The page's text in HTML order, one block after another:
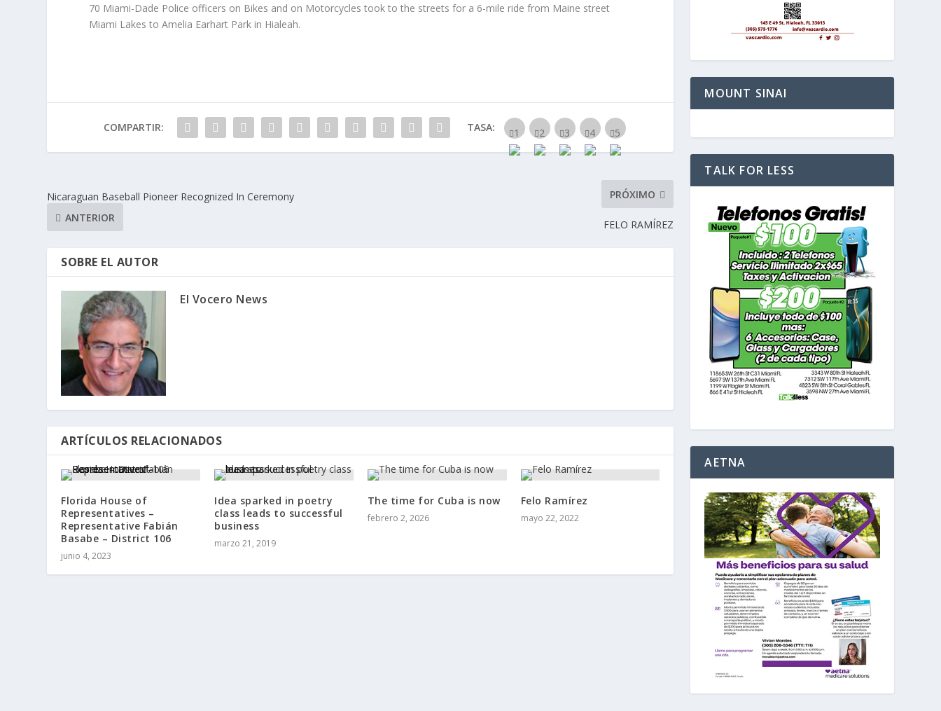
70 Miami-Dade Police officers on Bikes and on Motorcycles took to the streets for a 6-mile ride from Maine street
Miami Lakes to Amelia Earhart Park in Hialeah.
COMPARTIR: TASA:
Nicaraguan Baseball Pioneer Recognized In Ceremony
ANTERIOR
PRÓXIMO
FELO RAMÍREZ
SOBRE EL AUTOR
El Vocero News
ARTÍCULOS RELACIONADOS
Florida House of
Representatives –
Representative Fabián
Basabe – District 106
junio 4, 2023
Idea sparked in poetry
class leads to successful
business
marzo 21, 2019
The time for Cuba is now
febrero 2, 2026
Felo Ramírez
mayo 22, 2022
MOUNT SINAI
TALK FOR LESS
AETNA